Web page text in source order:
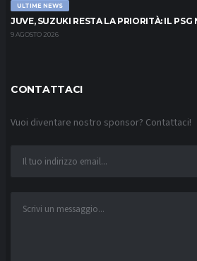
ULTIME NEWS
JUVE, SUZUKI RESTA LA PRIORITÀ: IL PSG
9 AGOSTO 2026
CONTATTACI
Vuoi diventare nostro sponsor? Contattaci!